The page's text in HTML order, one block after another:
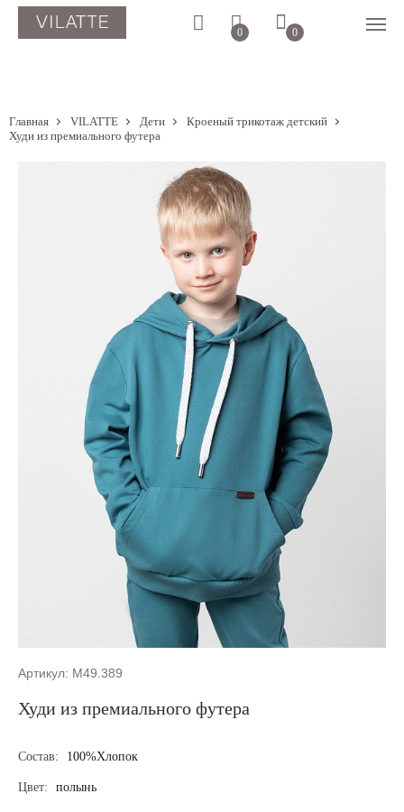
0 0
Главная VILATTE Дети
Кроеный трикотаж детский
Худи из премиального футера
Артикул: M49.389
Худи из премиального футера
Состав: 100%Хлопок
Цвет: полынь